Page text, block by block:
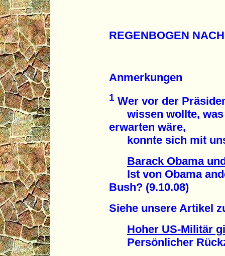
REGENBOGEN
Anmerkungen
1 Wer vor der
wissen wollte, was
erwarten wäre,
konnte sich mit
Barack Obama
Ist von Obama
Bush? (9.10.08)
Siehe unsere Artikel
Hoher US-Militär
Persönlicher